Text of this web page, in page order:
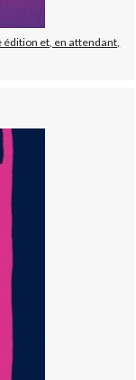
et, en attendant,